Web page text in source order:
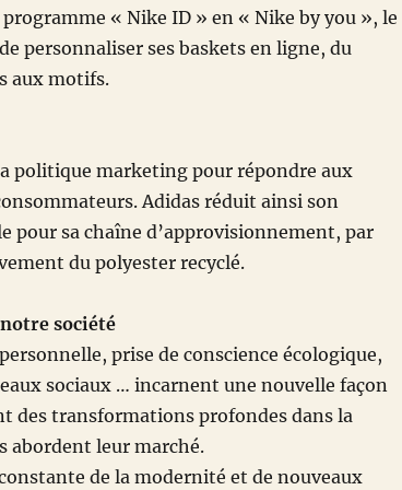
« Nike ID » en « Nike by you », le
personnaliser ses baskets en ligne, du
aux motifs.
politique marketing pour répondre aux
Adidas réduit ainsi son
pour sa chaîne d’approvisionnement, par
du polyester recyclé.
société
prise de conscience écologique,
sociaux … incarnent une nouvelle façon
des transformations profondes dans la
abordent leur marché.
de la modernité et de nouveaux